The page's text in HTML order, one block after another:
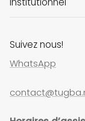
Suivez nous!
WhatsApp